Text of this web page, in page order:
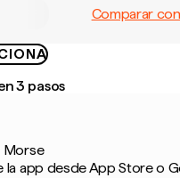
Comparar
3 pasos
Morse
la app desde App Store o